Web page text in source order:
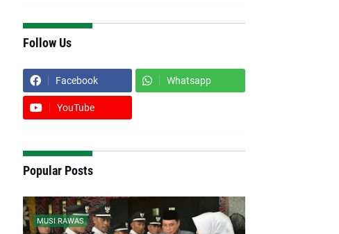
Follow Us
Facebook Whatsapp
YouTube
Popular Posts
MUSI RAWAS